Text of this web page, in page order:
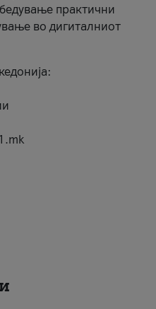
практични
во дигиталниот